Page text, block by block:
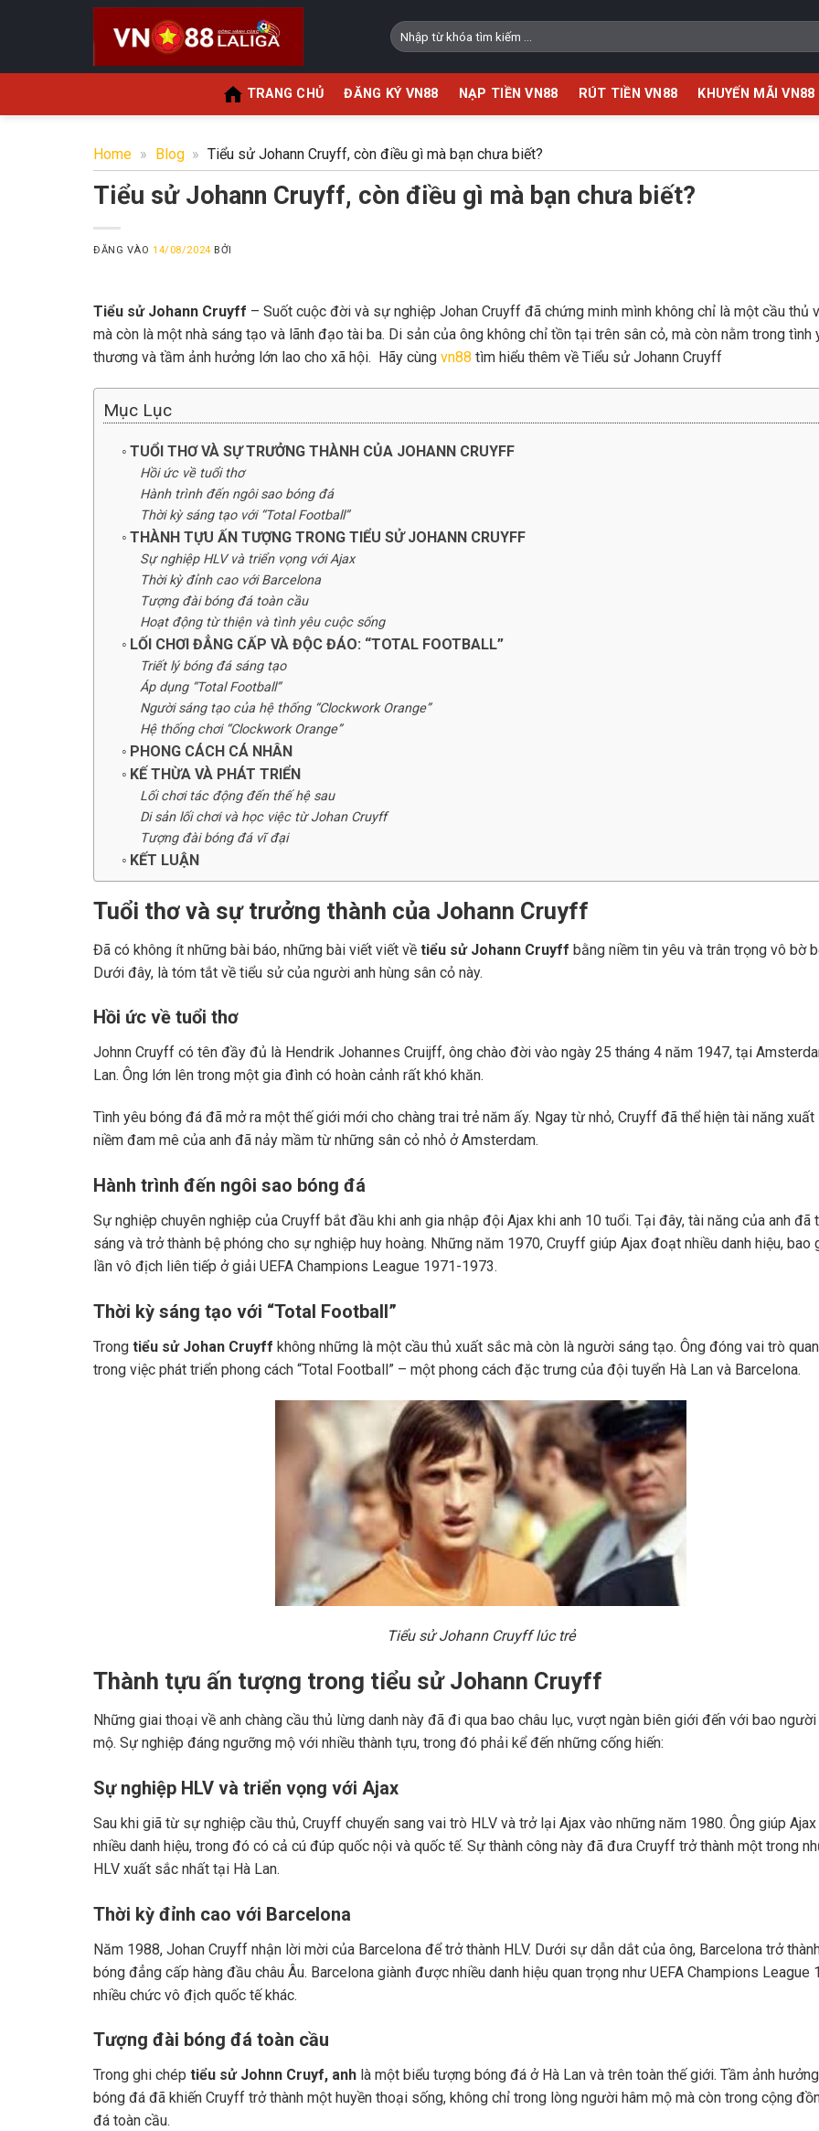
TRANG CHỦ ĐĂNG KÝ VN88 NẠP TIỀN VN88 RÚT TIỀN VN88 KHUYẾN MÃI VN88
Home » Blog » Tiểu sử Johann Cruyff, còn điều gì mà bạn chưa biết?
Tiểu sử Johann Cruyff, còn điều gì mà bạn chưa biết?
ĐĂNG VÀO14/08/2024 BỞI
Tiểu sử Johann Cruyff – Suốt cuộc đời và sự nghiệp Johan Cruyff đã chứng minh mình không chỉ là một cầu thủ
mà còn là một nhà sáng tạo và lãnh đạo tài ba. Di sản của ông không chỉ tồn tại trên sân cỏ, mà còn nằm trong tình
thương và tầm ảnh hưởng lớn lao cho xã hội. Hãy cùng vn88 tìm hiểu thêm về Tiểu sử Johann Cruyff
Mục Lục
TUỔI THƠ VÀ SỰ TRƯỞNG THÀNH CỦA JOHANN CRUYFF
Hồi ức về tuổi thơ
Hành trình đến ngôi sao bóng đá
Thời kỳ sáng tạo với “Total Football”
THÀNH TỰU ẤN TƯỢNG TRONG TIỂU SỬ JOHANN CRUYFF
Sự nghiệp HLV và triển vọng với Ajax
Thời kỳ đỉnh cao với Barcelona
Tượng đài bóng đá toàn cầu
Hoạt động từ thiện và tình yêu cuộc sống
LỐI CHƠI ĐẲNG CẤP VÀ ĐỘC ĐÁO: “TOTAL FOOTBALL”
Triết lý bóng đá sáng tạo
Áp dụng “Total Football”
Người sáng tạo của hệ thống “Clockwork Orange”
Hệ thống chơi “Clockwork Orange”
PHONG CÁCH CÁ NHÂN
KẾ THỪA VÀ PHÁT TRIỂN
Lối chơi tác động đến thế hệ sau
Di sản lối chơi và học việc từ Johan Cruyff
Tượng đài bóng đá vĩ đại
KẾT LUẬN
Tuổi thơ và sự trưởng thành của Johann Cruyff
Đã có không ít những bài báo, những bài viết viết về tiểu sử Johann Cruyff bằng niềm tin yêu và trân trọng vô bờ
Dưới đây, là tóm tắt về tiểu sử của người anh hùng sân cỏ này.
Hồi ức về tuổi thơ
Johnn Cruyff có tên đầy đủ là Hendrik Johannes Cruijff, ông chào đời vào ngày 25 tháng 4 năm 1947, tại
Lan. Ông lớn lên trong một gia đình có hoàn cảnh rất khó khăn.
Tình yêu bóng đá đã mở ra một thế giới mới cho chàng trai trẻ năm ấy. Ngay từ nhỏ, Cruyff đã thể hiện tài năng xuất
niềm đam mê của anh đã nảy mầm từ những sân cỏ nhỏ ở Amsterdam.
Hành trình đến ngôi sao bóng đá
Sự nghiệp chuyên nghiệp của Cruyff bắt đầu khi anh gia nhập đội Ajax khi anh 10 tuổi. Tại đây, tài năng của anh đã
sáng và trở thành bệ phóng cho sự nghiệp huy hoàng. Những năm 1970, Cruyff giúp Ajax đoạt nhiều danh hiệu, bao
lần vô địch liên tiếp ở giải UEFA Champions League 1971-1973.
Thời kỳ sáng tạo với “Total Football”
Trong tiểu sử Johan Cruyff không những là một cầu thủ xuất sắc mà còn là người sáng tạo. Ông đóng vai trò
trong việc phát triển phong cách “Total Football” – một phong cách đặc trưng của đội tuyển Hà Lan và Barcelona.
Tiểu sử Johann Cruyff lúc trẻ
Thành tựu ấn tượng trong tiểu sử Johann Cruyff
Những giai thoại về anh chàng cầu thủ lừng danh này đã đi qua bao châu lục, vượt ngàn biên giới đến với bao người
mộ. Sự nghiệp đáng ngưỡng mộ với nhiều thành tựu, trong đó phải kể đến những cống hiến:
Sự nghiệp HLV và triển vọng với Ajax
Sau khi giã từ sự nghiệp cầu thủ, Cruyff chuyển sang vai trò HLV và trở lại Ajax vào những năm 1980. Ông giúp
nhiều danh hiệu, trong đó có cả cú đúp quốc nội và quốc tế. Sự thành công này đã đưa Cruyff trở thành một trong
HLV xuất sắc nhất tại Hà Lan.
Thời kỳ đỉnh cao với Barcelona
Năm 1988, Johan Cruyff nhận lời mời của Barcelona để trở thành HLV. Dưới sự dẫn dắt của ông, Barcelona trở
bóng đẳng cấp hàng đầu châu Âu. Barcelona giành được nhiều danh hiệu quan trọng như UEFA Champions League
nhiều chức vô địch quốc tế khác.
Tượng đài bóng đá toàn cầu
Trong ghi chép tiểu sử Johnn Cruyf, anh là một biểu tượng bóng đá ở Hà Lan và trên toàn thế giới. Tầm ảnh
bóng đá đã khiến Cruyff trở thành một huyền thoại sống, không chỉ trong lòng người hâm mộ mà còn trong cộng
đá toàn cầu.